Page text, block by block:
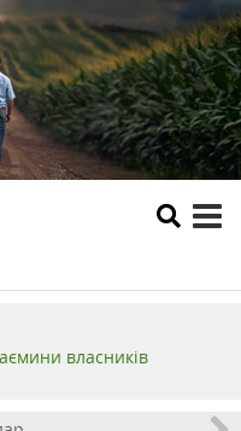
власників